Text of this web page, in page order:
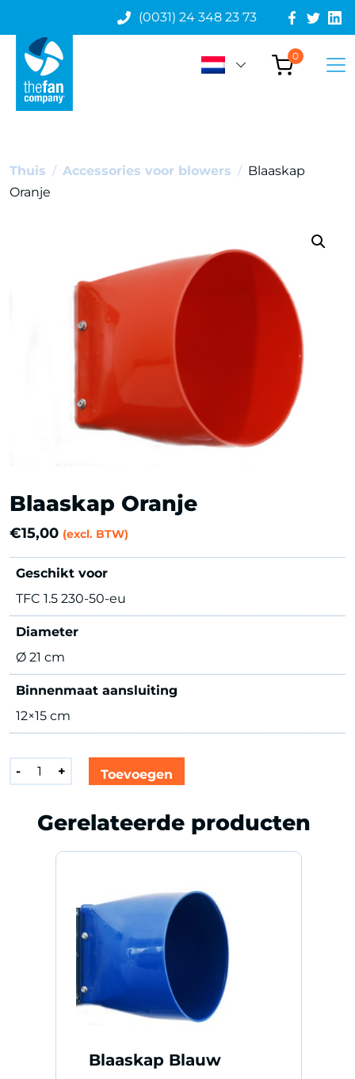
(0031) 24 348 23 73
0
Thuis / Accessories voor blowers /Blaaskap
Oranje
Blaaskap Oranje
€15,00 (excl. BTW)
Geschikt voor
TFC 1.5 230-50-eu
Diameter
Ø 21 cm
Binnenmaat aansluiting
12×15 cm
Blaaskap
Oranje
- + Toevoegen
Gerelateerde producten
Blaaskap Blauw